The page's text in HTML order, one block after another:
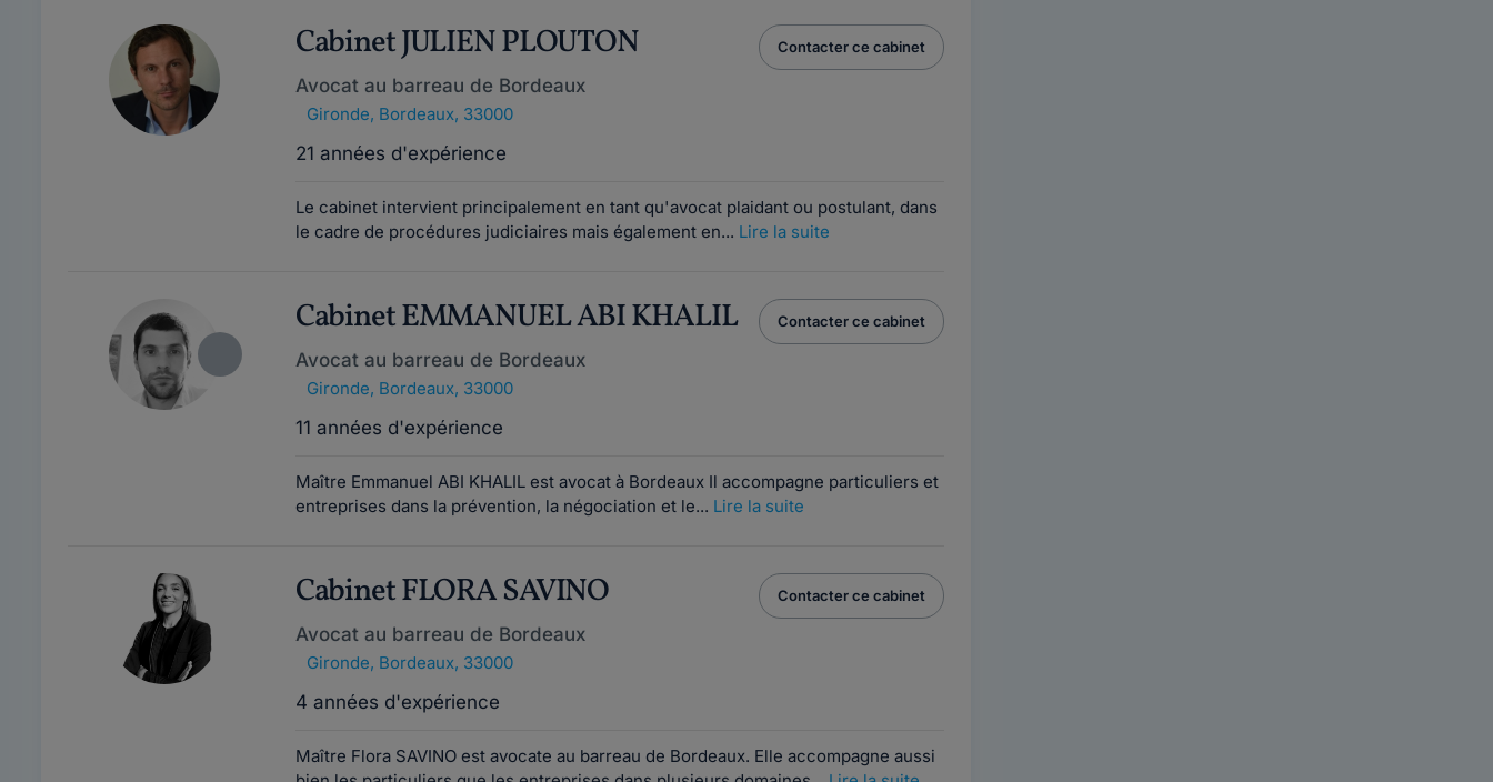
Cabinet JULIEN PLOUTON
Avocat au barreau de Bordeaux
Gironde, Bordeaux, 33000
21 années d'expérience
Contacter ce cabinet
Le cabinet intervient principalement en tant qu'avocat plaidant ou postulant, dans
le cadre de procédures judiciaires mais également en... Lire la suite
Cabinet EMMANUEL ABI KHALIL
Avocat au barreau de Bordeaux
Gironde, Bordeaux, 33000
11 années d'expérience
Contacter ce cabinet
Maître Emmanuel ABI KHALIL est avocat à Bordeaux Il accompagne particuliers et
entreprises dans la prévention, la négociation et le... Lire la suite
Cabinet FLORA SAVINO
Avocat au barreau de Bordeaux
Gironde, Bordeaux, 33000
4 années d'expérience
Contacter ce cabinet
Maître Flora SAVINO est avocate au barreau de Bordeaux. Elle accompagne aussi